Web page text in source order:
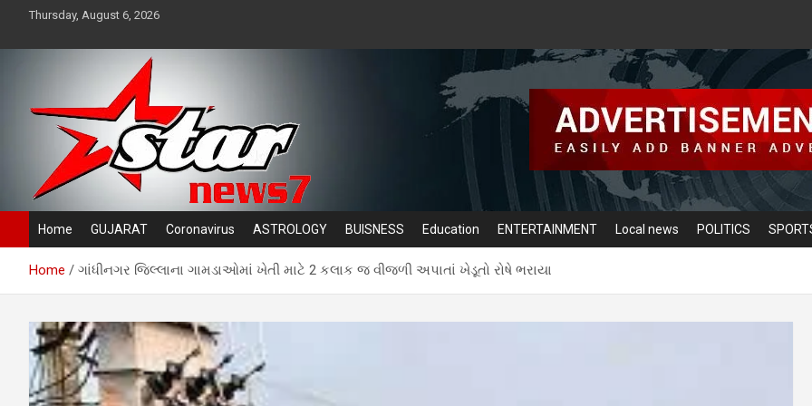
content
Thursday, August 6, 2026
Star News 7
News TV channel
Home GUJARAT Coronavirus ASTROLOGY BUISNESS Education ENTERTAINMENT Local news POLITICS
Home ગાંધીનગર જિલ્લાના ગામડાઓમાં ખેતી માટે 2 કલાક જ વીજળી અપાતાં ખેડૂતો રોષે ભરાયા